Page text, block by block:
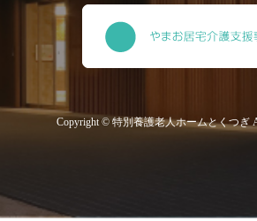
Copyright © 特別養護老人ホームとくつぎ